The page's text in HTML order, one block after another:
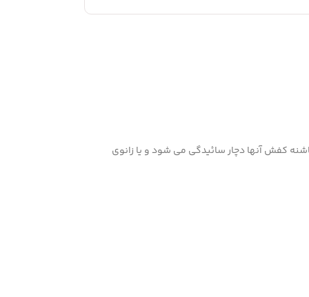
کفش آنها دچار سائیدگی می شود و یا زانوی